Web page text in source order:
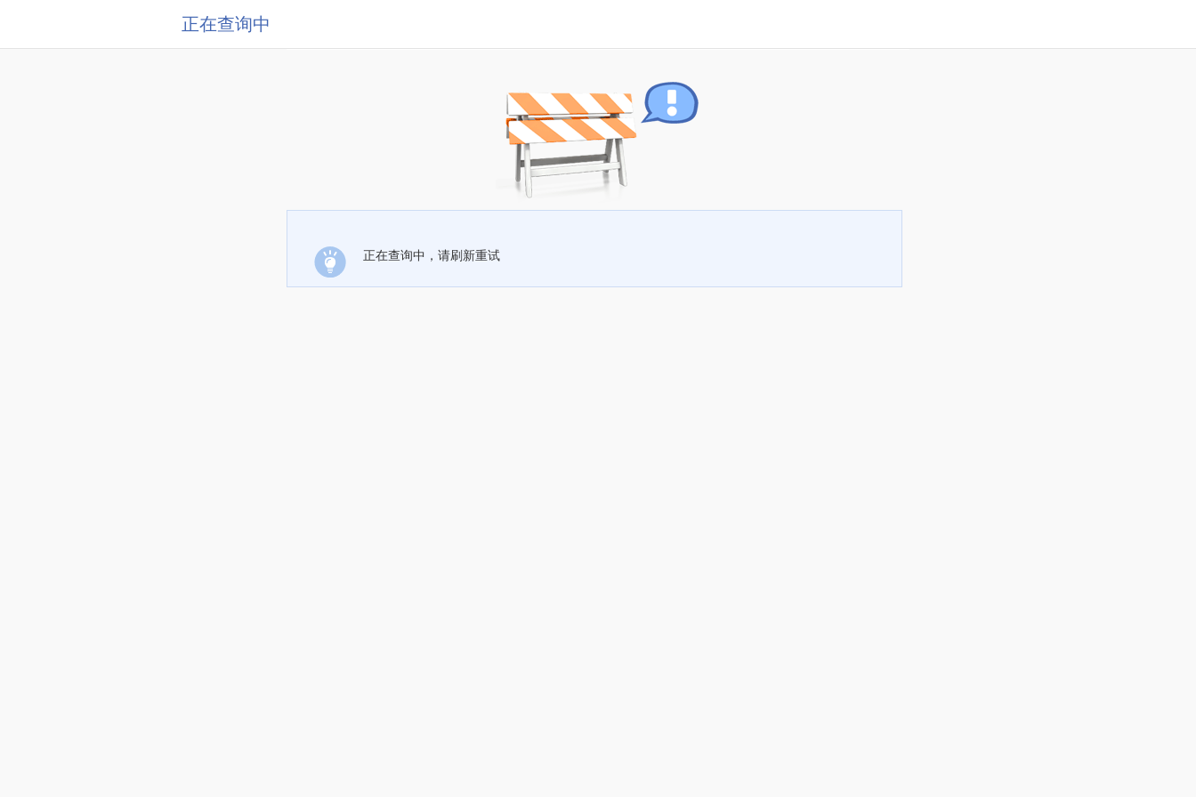
正在查询中
正在查询中，请刷新重试